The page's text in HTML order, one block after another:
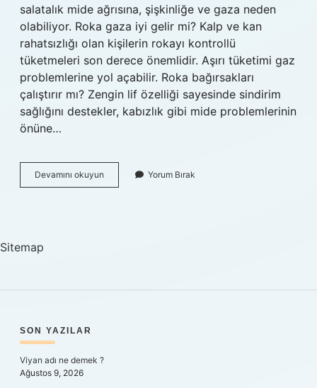
salatalık mide ağrısına, şişkinliğe ve gaza neden
olabiliyor. Roka gaza iyi gelir mi? Kalp ve kan
rahatsızlığı olan kişilerin rokayı kontrollü
tüketmeleri son derece önemlidir. Aşırı tüketimi gaz
problemlerine yol açabilir. Roka bağırsakları
çalıştırır mı? Zengin lif özelliği sayesinde sindirim
sağlığını destekler, kabızlık gibi mide problemlerinin
önüne…
Devamını okuyun
Da
Yorum Bırak
Sitemap
SIDEBAR
SON YAZILAR
Viyan adı ne demek ?
Ağustos 9, 2026